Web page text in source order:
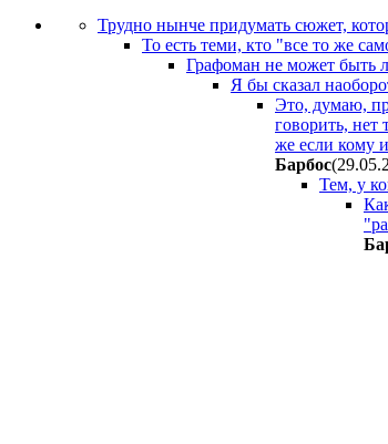
Трудно нынче придумать сюжет,
То есть теми, кто "все то же
Графоман не может быть
Я бы сказал
Это, думаю,
говорить,
же если кому
Бapбoc
Тем, у